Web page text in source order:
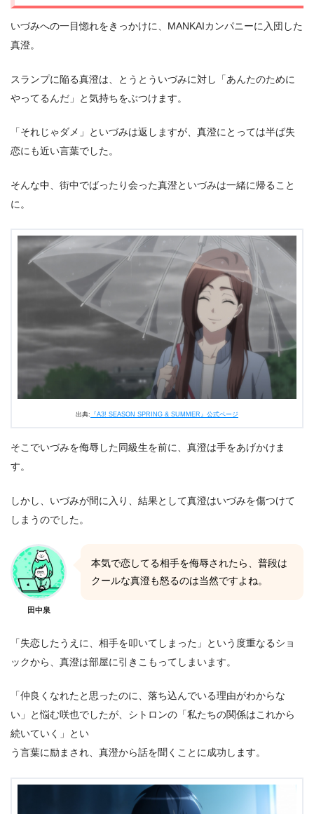
いづみへの一目惚れをきっかけに、MANKAIカンパニーに入団した
真澄。
スランプに陥る真澄は、とうとういづみに対し「あんたのために
やってるんだ」と気持ちをぶつけます。
「それじゃダメ」といづみは返しますが、真澄にとっては半ば失
恋にも近い言葉でした。
そんな中、街中でばったり会った真澄といづみは一緒に帰ること
に。
出典: 『A3! SEASON SPRING & SUMMER』公式ページ
そこでいづみを侮辱した同級生を前に、真澄は手をあげかけま
す。
しかし、いづみが間に入り、結果として真澄はいづみを傷つけて
しまうのでした。
田中泉
本気で恋してる相手を侮辱されたら、普段は
クールな真澄も怒るのは当然ですよね。
「失恋したうえに、相手を叩いてしまった」という度重なるショ
ックから、真澄は部屋に引きこもってしまいます。
「仲良くなれたと思ったのに、落ち込んでいる理由がわからな
い」と悩む咲也でしたが、シトロンの「私たちの関係はこれから
続いていく」とい
う言葉に励まされ、真澄から話を聞くことに成功します。